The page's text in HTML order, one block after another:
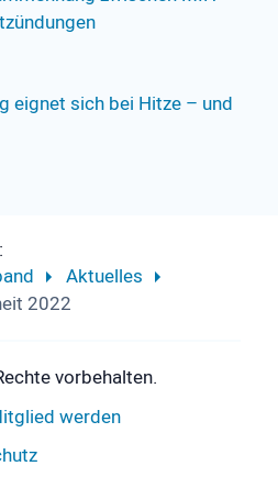
eignet sich bei Hitze – und
Aktuelles
2022
vorbehalten.
werden